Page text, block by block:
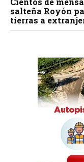
salteña Royón
tierras a